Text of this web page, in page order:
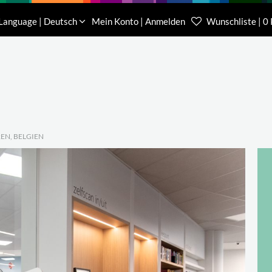
| Deutsch Mein Konto | Anmelden Wunschliste | 0
Kundenberater Projekte
(0) 62 32-31 81-00
Kundenberater
(0) 62 32-31 81-21
BELGIEN